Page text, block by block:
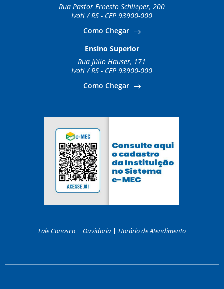
Rua Pastor Ernesto Schlieper, 200
Ivoti / RS - CEP 93900-000
Como Chegar
Ensino Superior
Rua Júlio Hauser, 171
Ivoti / RS - CEP 93900-000
Como Chegar
Fale Conosco Ouvidoria Horário de Atendimento